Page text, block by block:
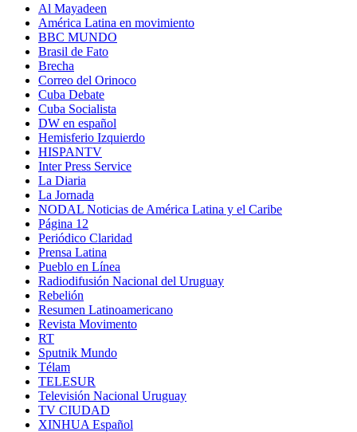
Al Mayadeen
América Latina en movimiento
BBC MUNDO
Brasil de Fato
Brecha
Correo del Orinoco
Cuba Debate
Cuba Socialista
DW en español
Hemisferio Izquierdo
HISPANTV
Inter Press Service
La Diaria
La Jornada
NODAL Noticias de América Latina y el Caribe
Página 12
Periódico Claridad
Prensa Latina
Pueblo en Línea
Radiodifusión Nacional del Uruguay
Rebelión
Resumen Latinoamericano
Revista Movimento
RT
Sputnik Mundo
Télam
TELESUR
Televisión Nacional Uruguay
TV CIUDAD
XINHUA Español